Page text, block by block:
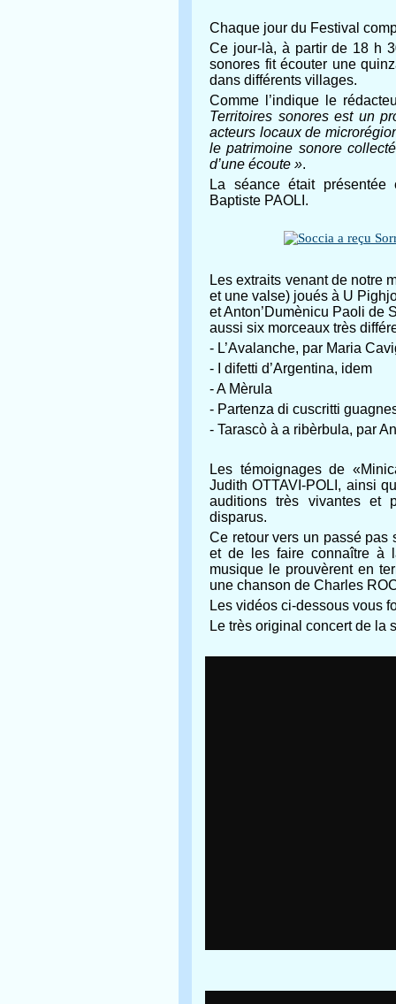
Chaque jour du Festival
Ce jour-là, à partir de 18 h
sonores fit écouter une
dans différents villages.
Comme l’indique le
Territoires sonores est un
acteurs locaux de
le patrimoine sonore
d’une écoute ».
La séance était
Baptiste PAOLI.
Les extraits venant de notre
et une valse) joués à U
et Anton’Dumènicu Paoli de
aussi six morceaux très
- L’Avalanche, par Maria
- I difetti d’Argentina, idem
- A Mèrula
- Partenza di cuscritti
- Tarascò à a ribèrbula, par
Les témoignages de
Judith OTTAVI-POLI, ainsi
auditions très vivantes et
disparus.
Ce retour vers un passé pas
et de les faire connaître à
musique le prouvèrent en
une chanson de Charles
Les vidéos ci-dessous vous
Le très original concert de la